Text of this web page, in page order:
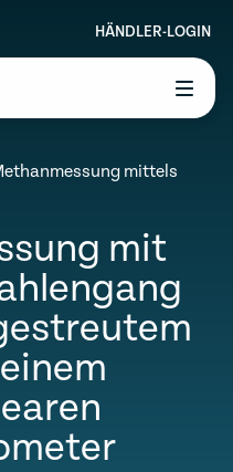
HÄNDLER-LOGIN
mittels
mit